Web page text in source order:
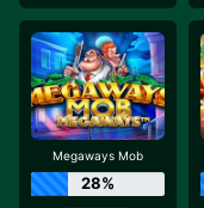
Megaways Mob
28%